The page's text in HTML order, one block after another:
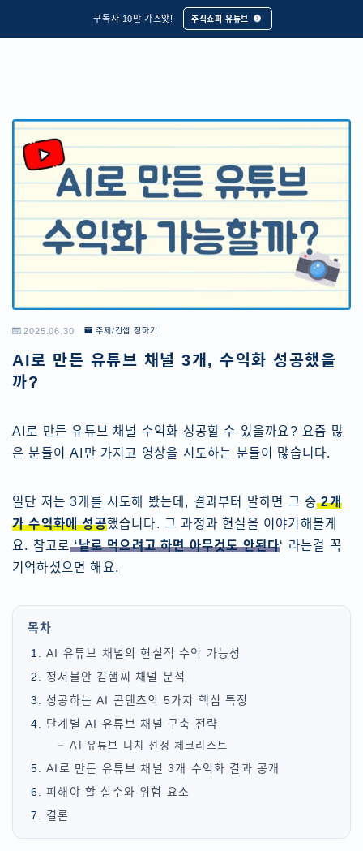
구독자 10만 가즈앗! 주식쇼퍼 유튜브
2025.06.30 주제/컨셉 정하기
AI로 만든 유튜브 채널 3개, 수익화 성공했을
까?
AI로 만든 유튜브 채널 수익화 성공할 수 있을까요? 요즘 많
은 분들이 AI만 가지고 영상을 시도하는 분들이 많습니다.
일단 저는 3개를 시도해 봤는데, 결과부터 말하면 그 중2개
가 수익화에 성공했습니다. 그 과정과 현실을 이야기해볼게
요. 참고로‘날로 먹으려고 하면 아무것도 안된다‘ 라는걸 꼭
기억하셨으면 해요.
목차
AI 유튜브 채널의 현실적 수익 가능성
정서불안 김햄찌 채널 분석
성공하는 AI 콘텐츠의 5가지 핵심 특징
단계별 AI 유튜브 채널 구축 전략
AI 유튜브 니치 선정 체크리스트
AI로 만든 유튜브 채널 3개 수익화 결과 공개
피해야 할 실수와 위험 요소
결론